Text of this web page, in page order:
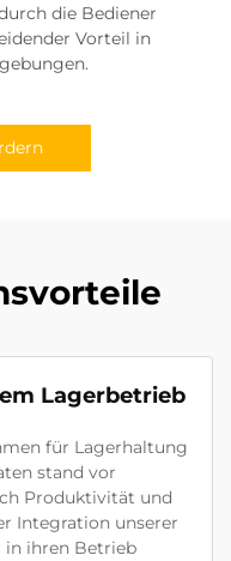
die Bediener
Vorteil in
Lagerbetrieb
für Lagerhaltung
stand vor
Produktivität und
Integration unserer
in ihren Betrieb